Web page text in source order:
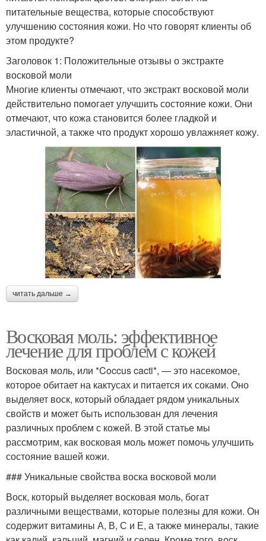
питательные вещества, которые способствуют
улучшению состояния кожи. Но что говорят клиенты об
этом продукте?
Заголовок 1: Положительные отзывы о экстракте
восковой моли
Многие клиенты отмечают, что экстракт восковой моли
действительно помогает улучшить состояние кожи. Они
отмечают, что кожа становится более гладкой и
эластичной, а также что продукт хорошо увлажняет кожу.
читать дальше →
Восковая моль: эффективное
лечение для проблем с кожей
Восковая моль, или *Coccus cacti*, — это насекомое,
которое обитает на кактусах и питается их соками. Оно
выделяет воск, который обладает рядом уникальных
свойств и может быть использован для лечения
различных проблем с кожей. В этой статье мы
рассмотрим, как восковая моль может помочь улучшить
состояние вашей кожи.
### Уникальные свойства воска восковой моли
Воск, который выделяет восковая моль, богат
различными веществами, которые полезны для кожи. Он
содержит витамины А, В, С и Е, а также минералы, такие